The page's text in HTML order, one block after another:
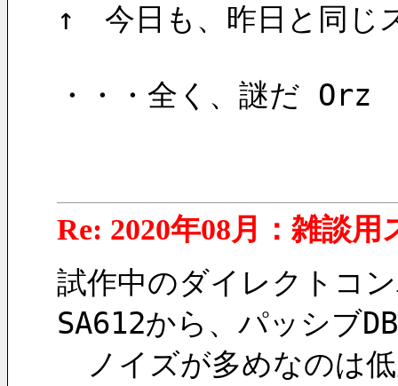
↑　今日も、昨日と同
・・・全く、謎だ Orz
Re: 2020年08月：雑談用
試作中のダイレクトコ
SA612から、パッシブ
ノイズが多めなのは